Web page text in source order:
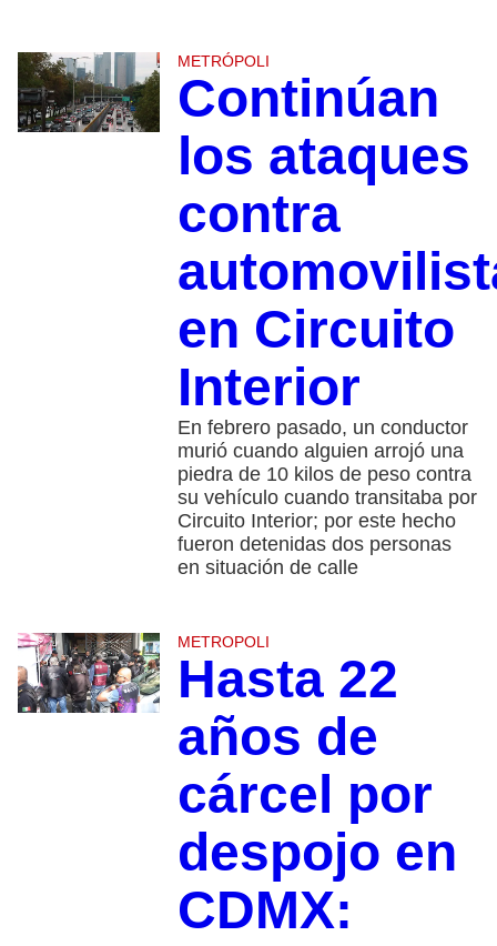
METRÓPOLI
Continúan
los ataques
contra
en Circuito
Interior
En febrero pasado, un conductor
murió cuando alguien arrojó una
piedra de 10 kilos de peso contra
su vehículo cuando transitaba por
Circuito Interior; por este hecho
fueron detenidas dos personas
en situación de calle
METROPOLI
Hasta 22
años de
cárcel por
despojo en
CDMX: